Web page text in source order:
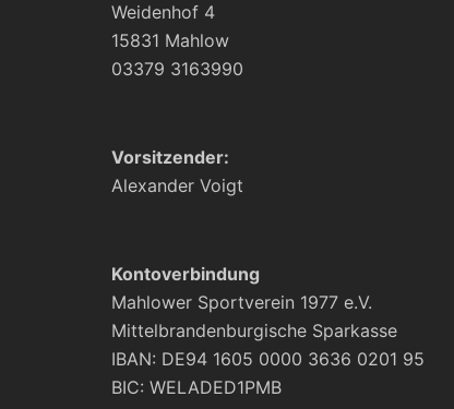
Weidenhof 4
15831 Mahlow
03379 3163990
Vorsitzender:
Alexander Voigt
Kontoverbindung
Mahlower Sportverein 1977 e.V.
Mittelbrandenburgische Sparkasse
IBAN: DE94 1605 0000 3636 0201 95
BIC: WELADED1PMB